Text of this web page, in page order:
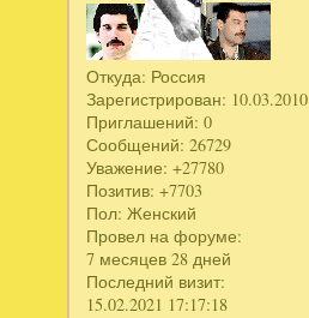
Откуда: Россия
Зарегистрирован: 10.03.2010
Приглашений: 0
Сообщений: 26729
Уважение: +27780
Позитив: +7703
Пол: Женский
Провел на форуме:
7 месяцев 28 дней
Последний визит:
15.02.2021 17:17:18